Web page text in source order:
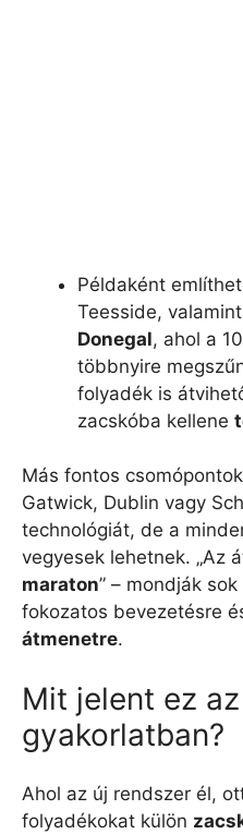
Példaként
Teesside,
Donegal, ahol a
többnyire
folyadék is
zacskóba kellene
Más fontos
Gatwick, Dublin vagy
technológiát, de a
vegyesek lehetnek. „Az
maraton” – mondják
fokozatos bevezetésre
átmenetre.
Mit jelent ez
gyakorlatban?
Ahol az új rendszer él,
folyadékokat külön